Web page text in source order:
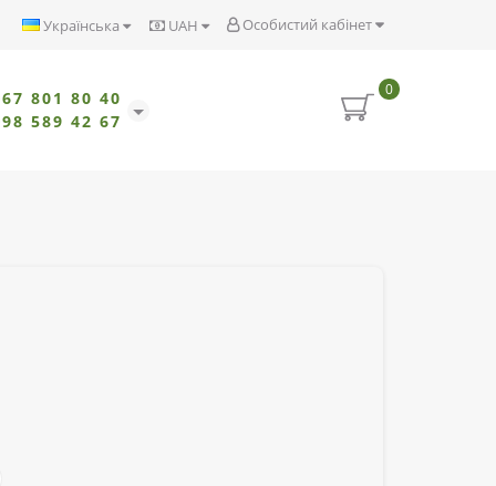
Особистий кабінет
UAH
Українська
801 80 40
589 42 67
0